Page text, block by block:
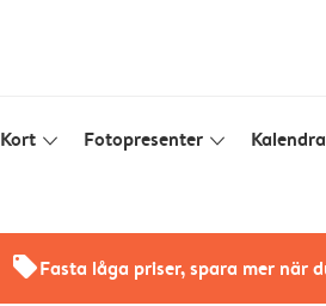
Kort slim_arrow_down Fotopresenter slim_arrow_down
offersFasta låga priser, spara mer när